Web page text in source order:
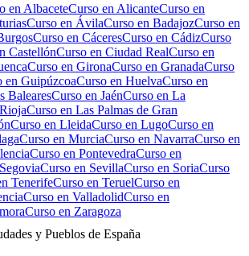
en AlbaceteCurso en AlicanteCurso en
Curso en ÁvilaCurso en BadajozCurso en
Curso en CáceresCurso en CádizCurso
CastellónCurso en Ciudad RealCurso en
Curso en GironaCurso en GranadaCurso
en GuipúzcoaCurso en HuelvaCurso en
BalearesCurso en JaénCurso en La
Curso en Las Palmas de Gran
Curso en LleidaCurso en LugoCurso en
Curso en MurciaCurso en NavarraCurso en
Curso en PontevedraCurso en
SegoviaCurso en SevillaCurso en SoriaCurso
TenerifeCurso en TeruelCurso en
Curso en ValladolidCurso en
Curso en Zaragoza
y Pueblos de España